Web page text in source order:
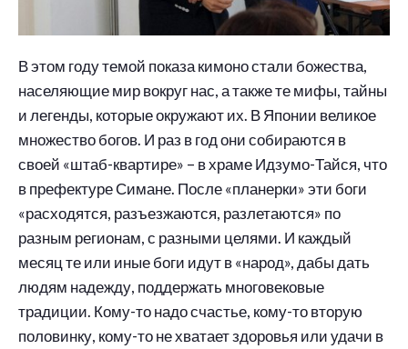
В этом году темой показа кимоно стали божества,
населяющие мир вокруг нас, а также те мифы, тайны
и легенды, которые окружают их. В Японии великое
множество богов. И раз в год они собираются в
своей «штаб-квартире» – в храме Идзумо-Тайся, что
в префектуре Симане. После «планерки» эти боги
«расходятся, разъезжаются, разлетаются» по
разным регионам, с разными целями. И каждый
месяц те или иные боги идут в «народ», дабы дать
людям надежду, поддержать многовековые
традиции. Кому-то надо счастье, кому-то вторую
половинку, кому-то не хватает здоровья или удачи в